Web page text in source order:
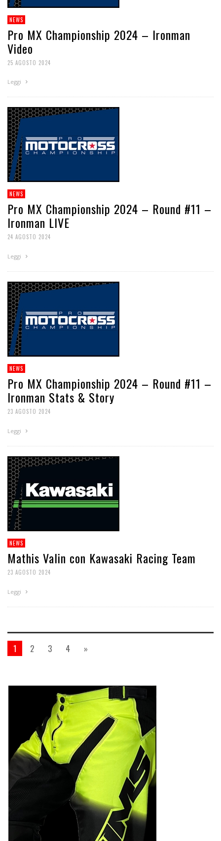
NEWS
Pro MX Championship 2024 – Ironman
Video
25 AGOSTO 2024
Leggi
NEWS
Pro MX Championship 2024 – Round #11 –
Ironman LIVE
24 AGOSTO 2024
Leggi
NEWS
Pro MX Championship 2024 – Round #11 –
Ironman Stats & Story
23 AGOSTO 2024
Leggi
NEWS
Mathis Valin con Kawasaki Racing Team
23 AGOSTO 2024
Leggi
1 2 3 4 »